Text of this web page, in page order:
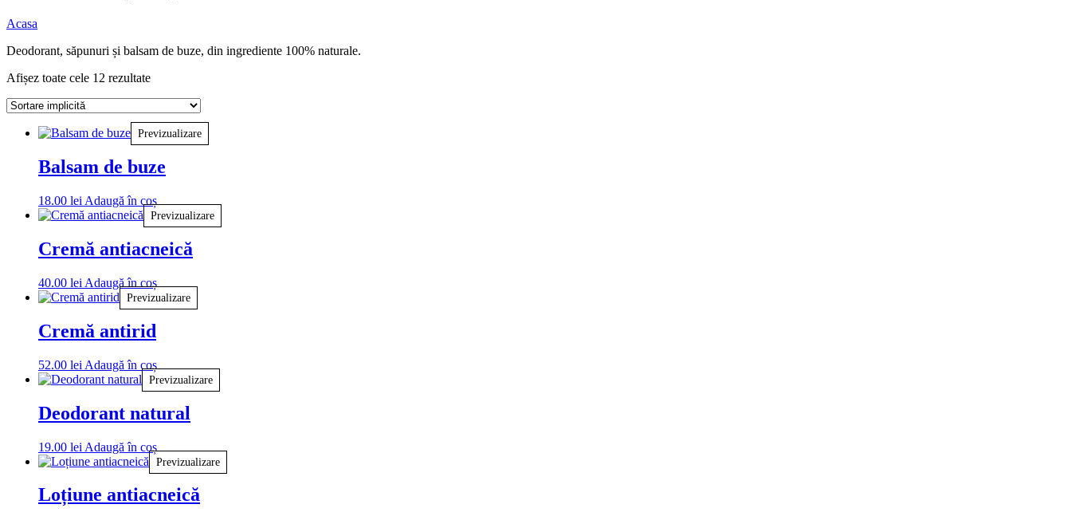
Acasa
Deodorant, săpunuri și balsam de buze, din ingrediente 100% naturale.
Afișez toate cele 12 rezultate
Previzualizare
Balsam de buze
18.00 lei Adaugă în coș
Previzualizare
Cremă antiacneică
40.00 lei Adaugă în coș
Previzualizare
Cremă antirid
52.00 lei Adaugă în coș
Previzualizare
Deodorant natural
19.00 lei Adaugă în coș
Previzualizare
Loțiune antiacneică